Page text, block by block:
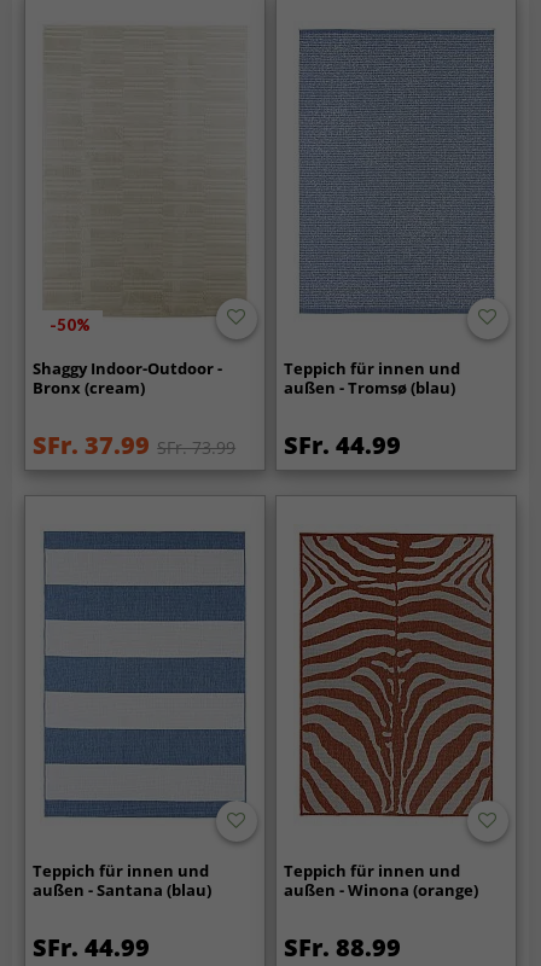
-50%
Shaggy Indoor-Outdoor -
Bronx (cream)
SFr. 37.99 SFr. 73.99
Teppich für innen und
außen - Tromsø (blau)
SFr. 44.99
Teppich für innen und
außen - Santana (blau)
SFr. 44.99
Teppich für innen und
außen - Winona (orange)
SFr. 88.99